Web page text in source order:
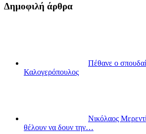
Δημοφιλή άρθρα
Πέθανε ο
Καλογερόπουλος
Νικόλαος
θέλουν να δουν την…